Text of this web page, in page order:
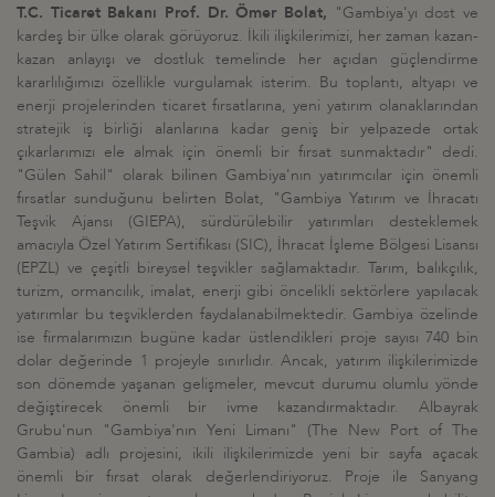
T.C. Ticaret Bakanı Prof. Dr. Ömer Bolat, "Gambiya'yı dost ve
kardeş bir ülke olarak görüyoruz. İkili ilişkilerimizi, her zaman kazan-
kazan anlayışı ve dostluk temelinde her açıdan güçlendirme
kararlılığımızı özellikle vurgulamak isterim. Bu toplantı, altyapı ve
enerji projelerinden ticaret fırsatlarına, yeni yatırım olanaklarından
stratejik iş birliği alanlarına kadar geniş bir yelpazede ortak
çıkarlarımızı ele almak için önemli bir fırsat sunmaktadır" dedi.
"Gülen Sahil" olarak bilinen Gambiya'nın yatırımcılar için önemli
fırsatlar sunduğunu belirten Bolat, "Gambiya Yatırım ve İhracatı
Teşvik Ajansı (GIEPA), sürdürülebilir yatırımları desteklemek
amacıyla Özel Yatırım Sertifikası (SIC), İhracat İşleme Bölgesi Lisansı
(EPZL) ve çeşitli bireysel teşvikler sağlamaktadır. Tarım, balıkçılık,
turizm, ormancılık, imalat, enerji gibi öncelikli sektörlere yapılacak
yatırımlar bu teşviklerden faydalanabilmektedir. Gambiya özelinde
ise firmalarımızın bugüne kadar üstlendikleri proje sayısı 740 bin
dolar değerinde 1 projeyle sınırlıdır. Ancak, yatırım ilişkilerimizde
son dönemde yaşanan gelişmeler, mevcut durumu olumlu yönde
değiştirecek önemli bir ivme kazandırmaktadır. Albayrak
Grubu'nun "Gambiya'nın Yeni Limanı" (The New Port of The
Gambia) adlı projesini, ikili ilişkilerimizde yeni bir sayfa açacak
önemli bir fırsat olarak değerlendiriyoruz. Proje ile Sanyang